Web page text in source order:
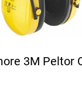
3M Peltor